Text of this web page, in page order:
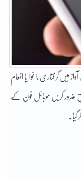
میں گرفتاری ،اغوا یا انعام
ضرور کریں موبائل فون کے